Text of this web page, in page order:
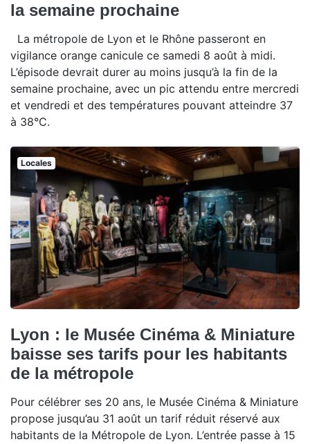
la semaine prochaine
La métropole de Lyon et le Rhône passeront en
vigilance orange canicule ce samedi 8 août à midi.
L’épisode devrait durer au moins jusqu’à la fin de la
semaine prochaine, avec un pic attendu entre mercredi
et vendredi et des températures pouvant atteindre 37
à 38°C.
Locales
Lyon : le Musée Cinéma & Miniature
baisse ses tarifs pour les habitants
de la métropole
Pour célébrer ses 20 ans, le Musée Cinéma & Miniature
propose jusqu’au 31 août un tarif réduit réservé aux
habitants de la Métropole de Lyon. L’entrée passe à 15